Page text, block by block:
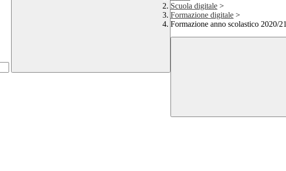
Scuola digitale >
Formazione digitale >
Formazione anno scolastico 2020/21